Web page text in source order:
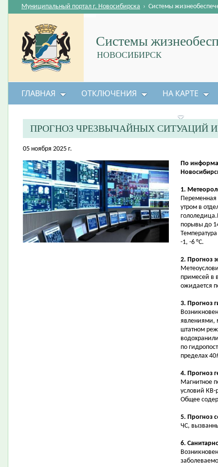
Системы
НОВОСИБИРСК
Муниципальный портал г. Новосибирска › Системы
ГЛАВНАЯ ОТКЛЮЧЕНИЯ НА КАРТЕ
ПРОГНОЗ ЧРЕЗВЫЧАЙНЫХ СИТУАЦИЙ
05 ноября 2025 г.
По
1.
Переменная
утром в
порывы до
-1, -6 °С.
2. Прогноз
примесей в
ожидается
3. Прогноз
явлениями,
штатном
по
пределах
4. Прогноз
Магнитное
условий КВ-
Общее
5. Прогноз
ЧС,
6.